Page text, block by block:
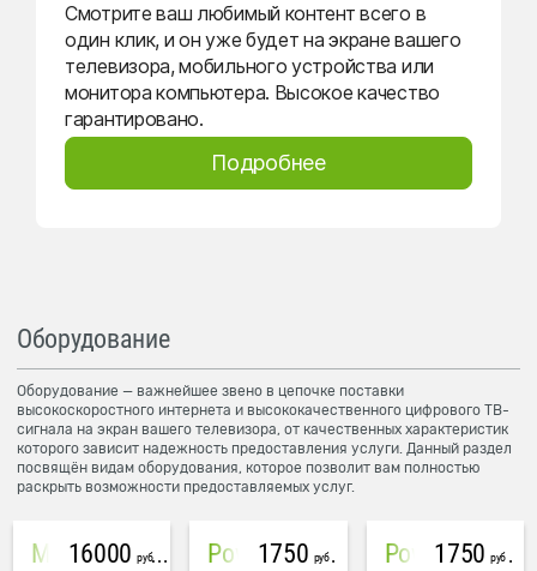
Смотрите ваш любимый контент всего в
один клик, и он уже будет на экране вашего
телевизора, мобильного устройства или
монитора компьютера. Высокое качество
гарантировано.
Подробнее
Оборудование
Оборудование — важнейшее звено в цепочке поставки
высокоскоростного интернета и высококачественного цифрового ТВ-
сигнала на экран вашего телевизора, от качественных характеристик
которого зависит надежность предоставления услуги. Данный раздел
посвящён видам оборудования, которое позволит вам полностью
раскрыть возможности предоставляемых услуг.
Mesh система TP-Link Deco M4 (3 устройства)
16000 руб PowerLine Tenda PH6
1750 руб PowerLine TP-Link AV600
1750 руб